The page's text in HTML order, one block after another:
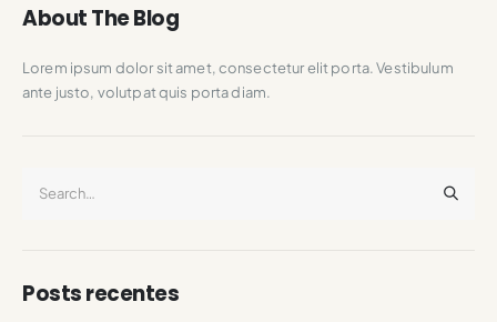
About The Blog
Lorem ipsum dolor sit amet, consectetur elit porta. Vestibulum
ante justo, volutpat quis porta diam.
Posts recentes